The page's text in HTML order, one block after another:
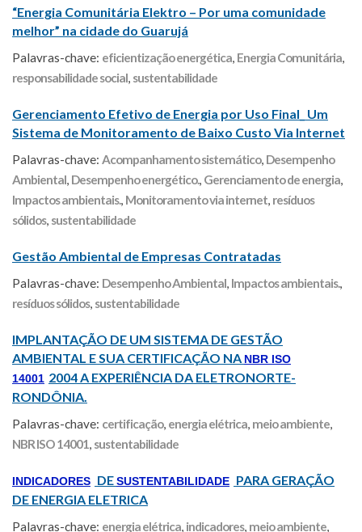
“Energia Comunitária Elektro – Por uma comunidade
melhor” na cidade do Guarujá
Palavras-chave: eficientização energética, Energia Comunitária,
responsabilidade social, sustentabilidade
Gerenciamento Efetivo de Energia por Uso Final_ Um
Sistema de Monitoramento de Baixo Custo Via Internet
Palavras-chave: Acompanhamento sistemático, Desempenho
Ambiental, Desempenho energético., Gerenciamento de energia,
Impactos ambientais., Monitoramento via internet, resíduos
sólidos, sustentabilidade
Gestão Ambiental de Empresas Contratadas
Palavras-chave: Desempenho Ambiental, Impactos ambientais.,
resíduos sólidos, sustentabilidade
IMPLANTAÇÃO DE UM SISTEMA DE GESTÃO
AMBIENTAL E SUA CERTIFICAÇÃO NA NBR ISO
14001 2004 A EXPERIÊNCIA DA ELETRONORTE-
RONDÔNIA.
Palavras-chave: certificação, energia elétrica, meio ambiente,
NBR ISO 14001, sustentabilidade
INDICADORES DESUSTENTABILIDADE PARA GERAÇÃO
DE ENERGIA ELETRICA
Palavras-chave: energia elétrica, indicadores, meio ambiente,